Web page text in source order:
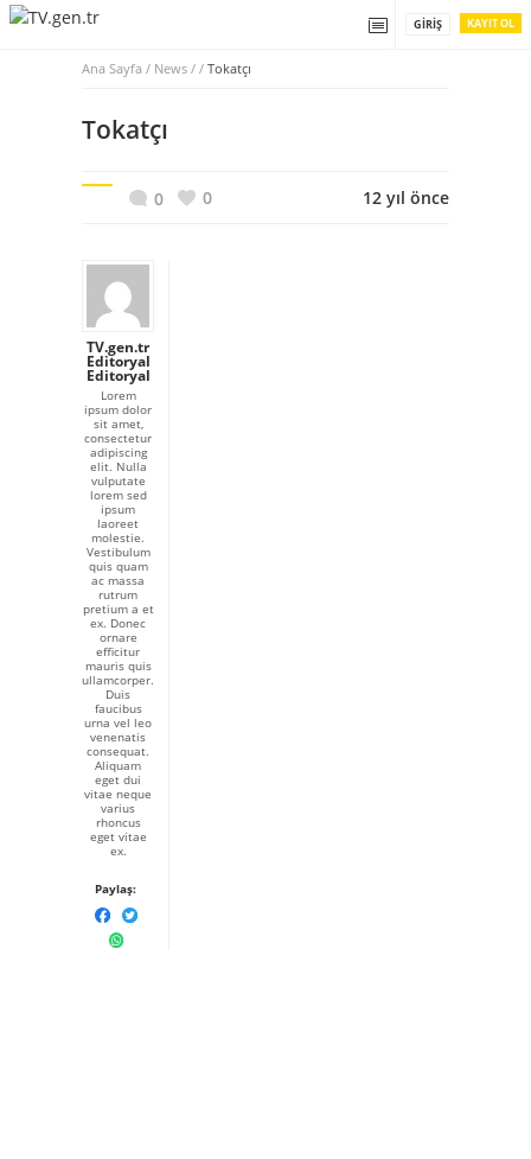
KAYIT OL
GIRIŞ
Ana Sayfa / News / / Tokatçı
Tokatçı
0 0 12 yıl önce
TV.gen.tr
Editoryal
Editoryal
Lorem
ipsum dolor
sit amet,
consectetur
adipiscing
elit. Nulla
vulputate
lorem sed
ipsum
laoreet
molestie.
Vestibulum
quis quam
ac massa
rutrum
pretium a et
ex. Donec
ornare
efficitur
mauris quis
ullamcorper.
Duis
faucibus
urna vel leo
venenatis
consequat.
Aliquam
eget dui
vitae neque
varius
rhoncus
eget vitae
ex.
Paylaş: